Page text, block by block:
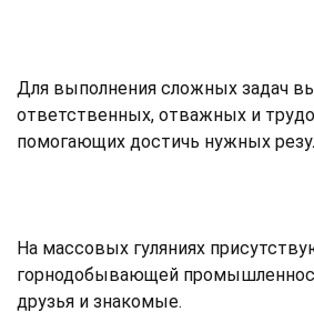
Для выполнения сложных задач
ответственных, отважных и
помогающих достичь нужных
На массовых гуляниях
горнодобывающей
друзья и знакомые.